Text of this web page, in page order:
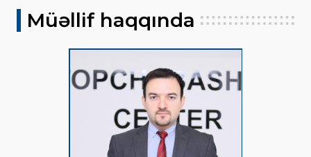
Müəllif haqqında